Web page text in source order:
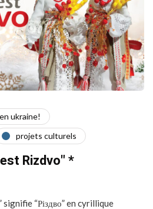
ukraine!
projets culturels
Rizdvo" *
“Різдво” en cyrillique